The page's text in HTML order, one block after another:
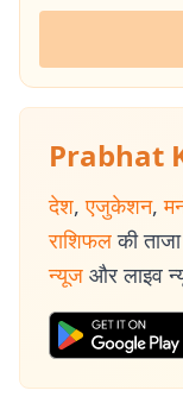
Prabhat
देश, एजुकेशन,
राशिफल की
न्यूज और लाइव